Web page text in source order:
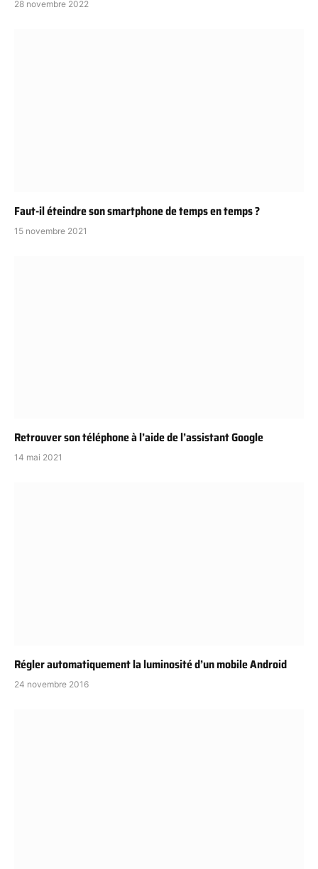
28 novembre 2022
Faut-il éteindre son smartphone de temps en temps ?
15 novembre 2021
Retrouver son téléphone à l’aide de l’assistant Google
14 mai 2021
Régler automatiquement la luminosité d’un mobile Android
24 novembre 2016